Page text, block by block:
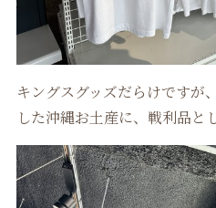
キングスグッズだらけですが
した沖縄お土産に、戦利品と